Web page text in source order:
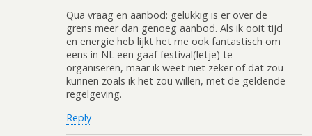
Qua vraag en aanbod: gelukkig is er over de
grens meer dan genoeg aanbod. Als ik ooit tijd
en energie heb lijkt het me ook fantastisch om
eens in NL een gaaf festival(letje) te
organiseren, maar ik weet niet zeker of dat zou
kunnen zoals ik het zou willen, met de geldende
regelgeving.
Reply